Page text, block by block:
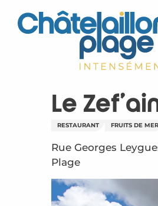
contenu
Le
RESTAURANT FRUITS DE MER
Rue Georges
Plage